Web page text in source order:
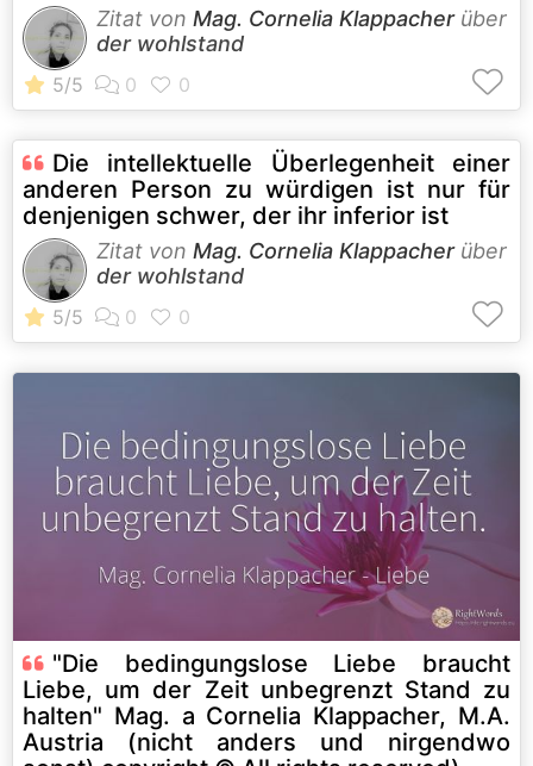
Zitat von Mag. Cornelia Klappacherüber
der wohlstand
Die intellektuelle Überlegenheit einer
anderen Person zu würdigen ist nur für
denjenigen schwer, der ihr inferior ist
Zitat von Mag. Cornelia Klappacherüber
der wohlstand
"Die bedingungslose Liebe braucht
Liebe, um der Zeit unbegrenzt Stand zu
halten" Mag. a Cornelia Klappacher, M.A.
Austria (nicht anders und nirgendwo